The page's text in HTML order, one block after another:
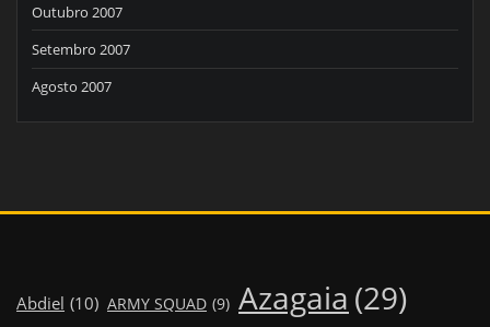
Outubro 2007
Setembro 2007
Agosto 2007
Abdiel (10) ARMY SQUAD (9) Azagaia (29)